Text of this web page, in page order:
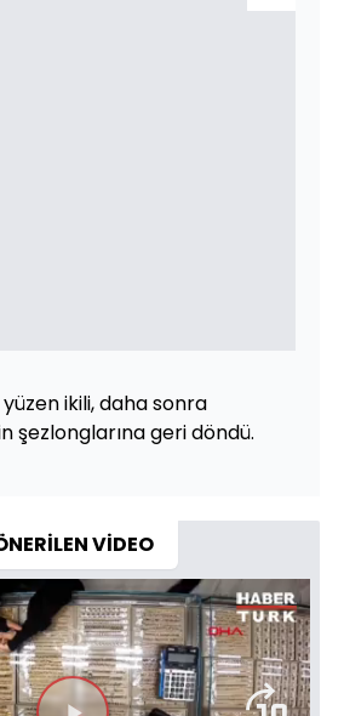
ikili, daha sonra
şezlonglarına geri döndü.
VİDEO